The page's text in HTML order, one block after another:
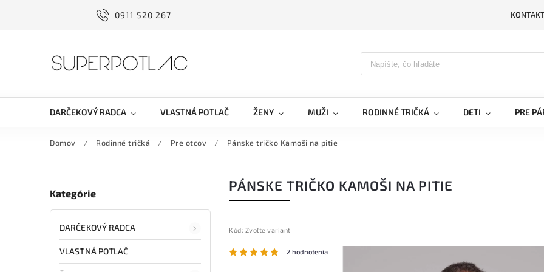
0911 520 267
DARČEKOVÝ RADCA VLASTNÁ POTLAČ ŽENY MUŽI RODINNÉ TRIČKÁ DETI PRE
Domov / Rodinné tričká / Pre otcov / Pánske tričko Kamoši na pitie
Kategórie
DARČEKOVÝ RADCA
VLASTNÁ POTLAČ
PÁNSKE TRIČKO KAMOŠI NA PITIE
Kód: Zvoľte variant
2 hodnotenia